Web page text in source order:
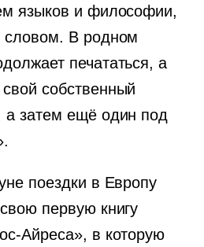
языков и философии,
словом. В родном
печататься, а
собственный
затем ещё один под
поездки в Европу
первую книгу
Айреса», в которую